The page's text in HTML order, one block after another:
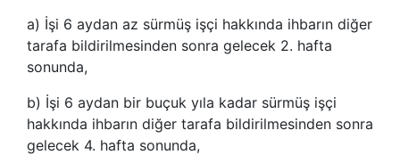
a) İşi 6 aydan az sürmüş işçi hakkında ihbarın diğer
tarafa bildirilmesinden sonra gelecek 2. hafta
sonunda,
b) İşi 6 aydan bir buçuk yıla kadar sürmüş işçi
hakkında ihbarın diğer tarafa bildirilmesinden sonra
gelecek 4. hafta sonunda,